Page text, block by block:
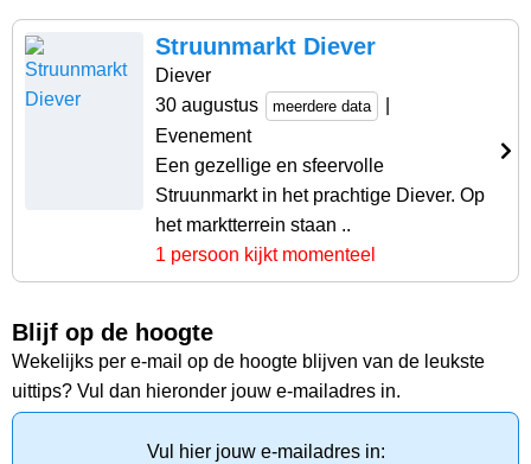
Struunmarkt Diever
Diever
30 augustus
meerdere data
Evenement
Een gezellige en sfeervolle
Struunmarkt in het prachtige Diever. Op
het marktterrein staan ..
1 persoon kijkt momenteel
Blijf op de hoogte
Wekelijks per e-mail op de hoogte blijven van de leukste
uittips? Vul dan hieronder jouw e-mailadres in.
Vul hier jouw e-mailadres in: